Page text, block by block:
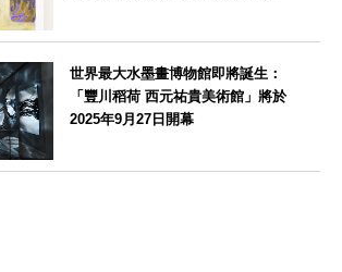
世界最大水墨畫博物館即將誕生：
「豐川稻荷 西元祐貴美術館」將於
2025年9月27日開幕